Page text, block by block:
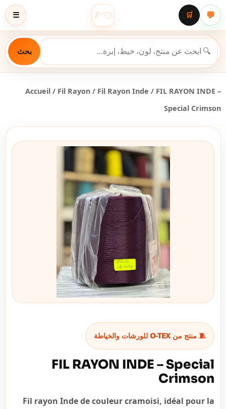
☰ 💬
🛒
بحث
Accueil / Fil Rayon / Fil Rayon Inde / FIL RAYON INDE –
Special Crimson
🧵 منتج من O-TEX للورشات والخياطة
FIL RAYON INDE – Special
Crimson
Fil rayon Inde de couleur cramoisi, idéal pour la